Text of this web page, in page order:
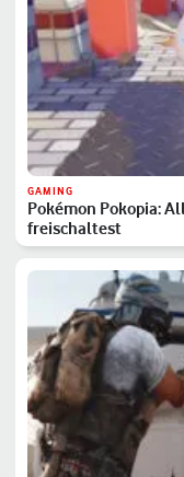
GAMING
Pokémon Pokopia:
freischaltest